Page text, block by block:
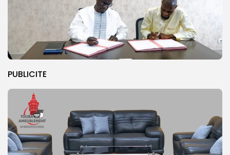
PUBLICITE